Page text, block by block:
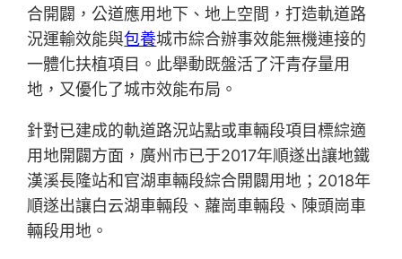
合開闢，公道應用地下、地上空間，打造軌道路
況運輸效能與包養城市綜合辦事效能無機連接的
一體化扶植項目。此舉動既盤活了汗青存量用
地，又優化了城市效能布局。
針對已建成的軌道路況站點或車輛段項目標綜適
用地開闢方面，廣州市已于2017年順遂出讓地鐵
漢溪長隆站和官湖車輛段綜合開闢用地；2018年
順遂出讓白云湖車輛段、蘿崗車輛段、陳頭崗車
輛段用地。